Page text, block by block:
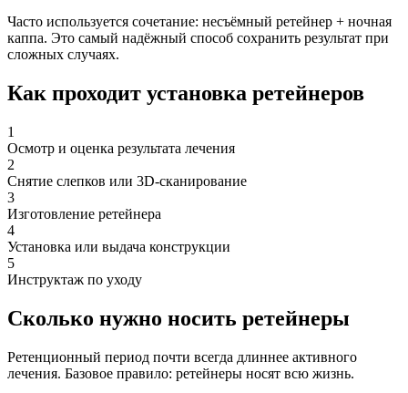
Часто используется сочетание: несъёмный ретейнер + ночная
каппа. Это самый надёжный способ сохранить результат при
сложных случаях.
Как проходит установка ретейнеров
1
Осмотр и оценка результата лечения
2
Снятие слепков или 3D-сканирование
3
Изготовление ретейнера
4
Установка или выдача конструкции
5
Инструктаж по уходу
Сколько нужно носить ретейнеры
Ретенционный период почти всегда длиннее активного
лечения. Базовое правило: ретейнеры носят всю жизнь.